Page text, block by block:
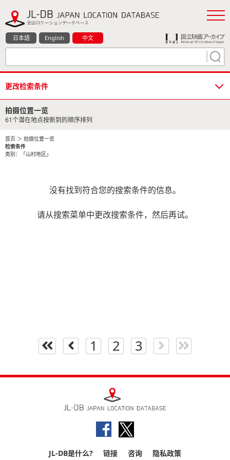
日本語 English 中文
更改检索条件
拍摄位置一览
61个潜在地点按新到的顺序排列
首页 ＞ 拍摄位置一览
检索条件
类别：「山村地区」
没有找到符合您的搜索条件的信息。
请从搜索菜单中更改搜索条件，然后再试。
1 2 3
JL-DB是什么? 链接 咨询 隐私政策